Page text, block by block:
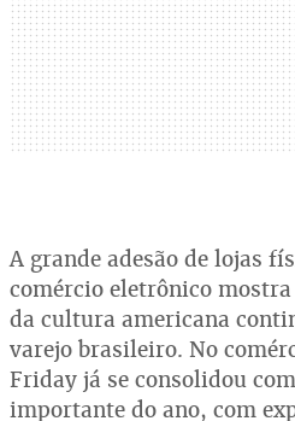
A grande adesão de lojas
comércio eletrônico
da cultura americana
varejo brasileiro. No
Friday já se consolidou
importante do ano, com